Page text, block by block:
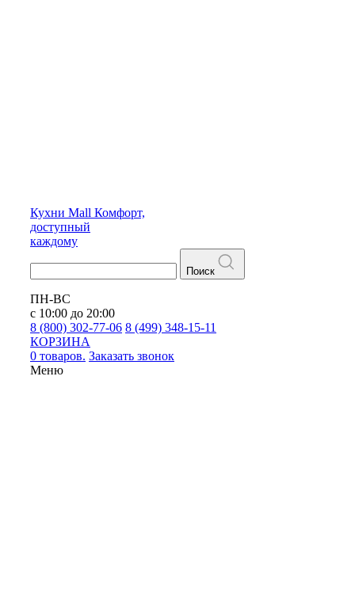
Кухни Mall Комфорт,
доступный
каждому
Поиск
ПН-ВС
с 10:00 до 20:00
8 (800) 302-77-06 8 (499) 348-15-11
КОРЗИНА
0 товаров. Заказать звонок
Меню